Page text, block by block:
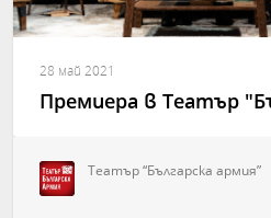
28 май 2021
Премиера в Театър
Театър “Българска армия”